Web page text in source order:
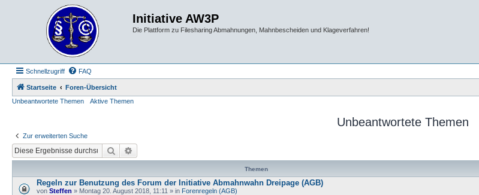
Initiative AW3P
Die Plattform zu Filesharing Abmahnungen, Mahnbescheiden und Klageverfahren!
Schnellzugriff FAQ
Startseite
Foren-Übersicht
Unbeantwortete Themen
Aktive Themen
Unbeantwortete Themen
Zur erweiterten Suche
Suche
Themen
Regeln zur Benutzung des Forum der Initiative Abmahnwahn Dreipage (AGB)
von Steffen » Montag 20. August 2018, 11:11 » in Forenregeln (AGB)